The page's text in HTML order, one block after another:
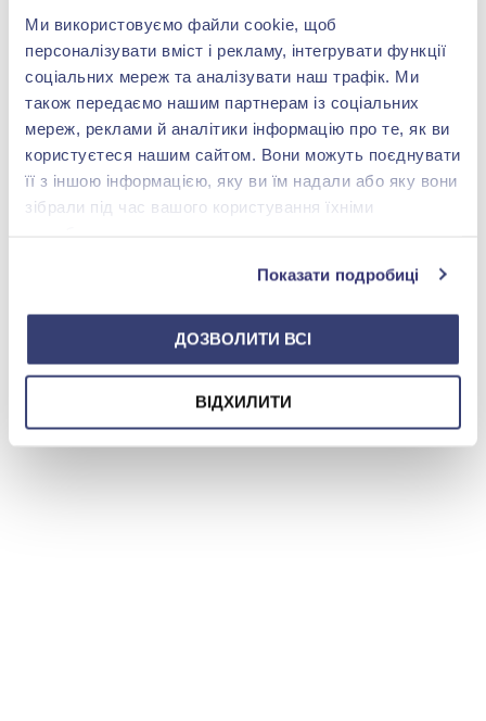
Ми використовуємо файли cookie, щоб
персоналізувати вміст і рекламу, інтегрувати функції
соціальних мереж та аналізувати наш трафік. Ми
також передаємо нашим партнерам із соціальних
мереж, реклами й аналітики інформацію про те, як ви
користуєтеся нашим сайтом. Вони можуть поєднувати
її з іншою інформацією, яку ви їм надали або яку вони
зібрали під час вашого користування їхніми
Показати подробиці
ДОЗВОЛИТИ ВСІ
ВІДХИЛИТИ
БРЕНДОВЕ ПАКУВАННЯ
Детальніше
shop@zolotakoroleva.ua